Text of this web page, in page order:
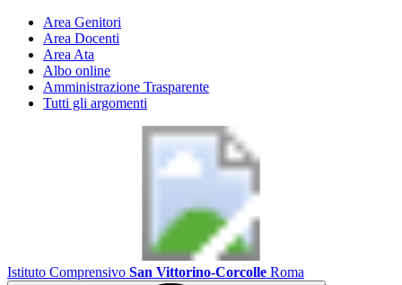
Area Genitori
Area Docenti
Area Ata
Albo online
Amministrazione Trasparente
Tutti gli argomenti
Istituto Comprensivo San Vittorino-Corcolle Roma